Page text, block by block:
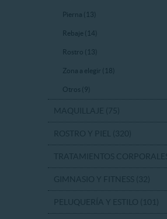
Pierna (13)
Rebaje (14)
Rostro (13)
Zona a elegir (18)
Otros (9)